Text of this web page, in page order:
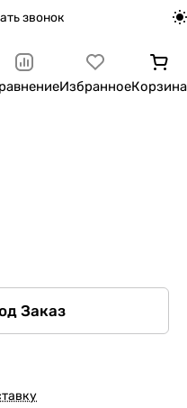
звонок
ИзбранноеКорзина
Заказ